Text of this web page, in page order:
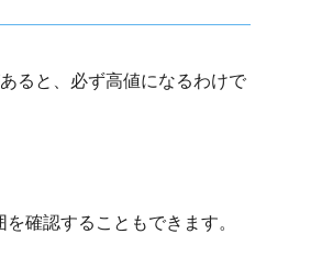
ると、必ず高値になるわけで
確認することもできます。